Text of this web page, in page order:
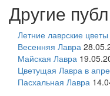
Другие
Летние лаврские цветы
Весенняя Лавра
Майская Лавра
Цветущая Лавра в
Пасхальная Лавра